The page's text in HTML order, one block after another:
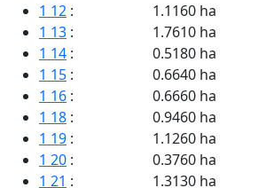
1 12 :
1.1160 ha
1 13 :
1.7610 ha
1 14 :
0.5180 ha
1 15 :
0.6640 ha
1 16 :
0.6660 ha
1 18 :
0.9460 ha
1 19 :
1.1260 ha
1 20 :
0.3760 ha
1 21 : 1.3130 ha